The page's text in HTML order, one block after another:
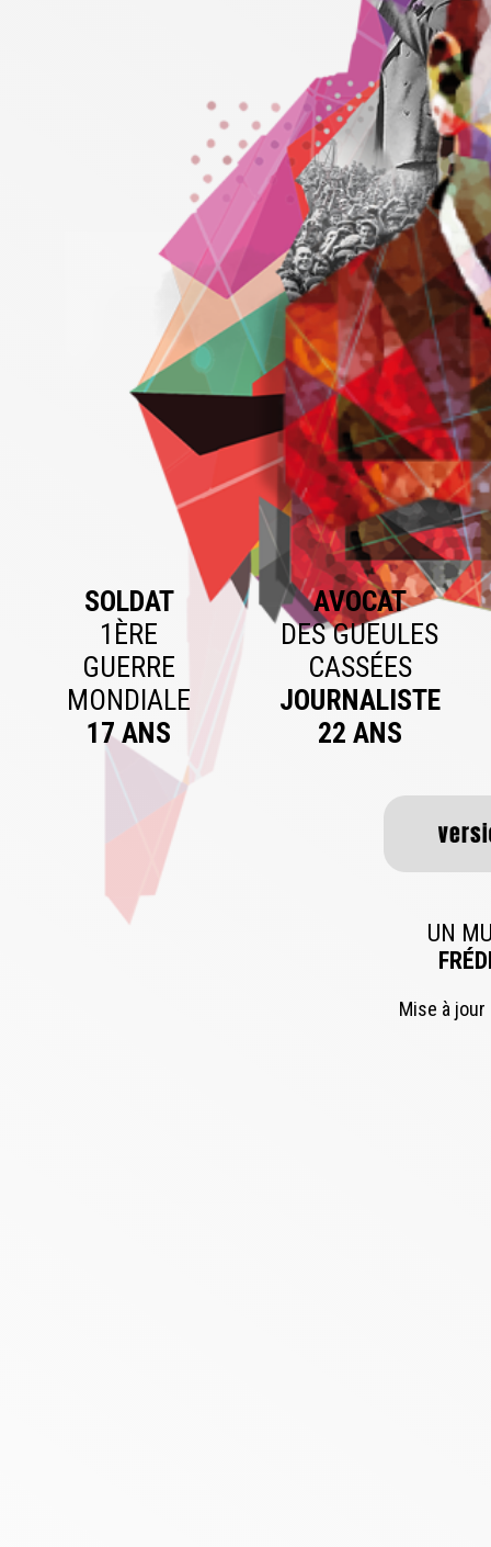
SOLDAT
1ÈRE
GUERRE
MONDIALE
17 ANS
AVOCAT
DES GUEULES
CASSÉES
JOURNALISTE
22 ANS
UN
Mise à jour